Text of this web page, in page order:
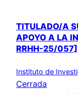
TITULADO/A
APOYO A LA
RRHH-25/057]
Instituto de
Cerrada